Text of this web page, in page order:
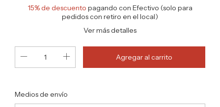
15% de descuento pagando con Efectivo (solo para
pedidos con retiro en el local)
Ver más detalles
Entregas para el CP:
Medios de envío